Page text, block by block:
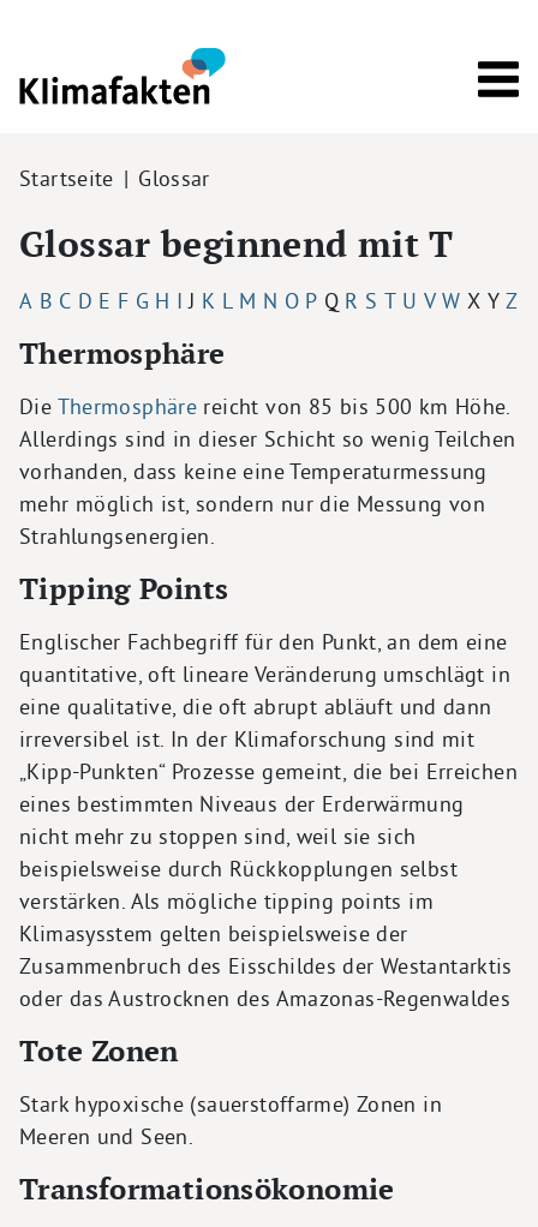
Pfadnavigation
Startseite Glossar
Glossar beginnend mit T
A B C D E F G H I J K L M N O P Q R S T U V W X Y Z
Thermosphäre
Die Thermosphäre reicht von 85 bis 500 km Höhe.
Allerdings sind in dieser Schicht so wenig Teilchen
vorhanden, dass keine eine Temperaturmessung
mehr möglich ist, sondern nur die Messung von
Strahlungsenergien.
Tipping Points
Englischer Fachbegriff für den Punkt, an dem eine
quantitative, oft lineare Veränderung umschlägt in
eine qualitative, die oft abrupt abläuft und dann
irreversibel ist. In der Klimaforschung sind mit
„Kipp-Punkten“ Prozesse gemeint, die bei Erreichen
eines bestimmten Niveaus der Erderwärmung
nicht mehr zu stoppen sind, weil sie sich
beispielsweise durch Rückkopplungen selbst
verstärken. Als mögliche tipping points im
Klimasysstem gelten beispielsweise der
Zusammenbruch des Eisschildes der Westantarktis
oder das Austrocknen des Amazonas-Regenwaldes
Tote Zonen
Stark hypoxische (sauerstoffarme) Zonen in
Meeren und Seen.
Transformationsökonomie